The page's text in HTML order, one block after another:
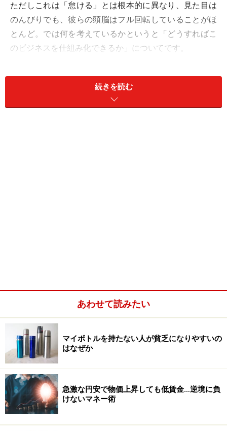
ただしこれは「怠ける」とは根本的に異なり、見た目は
のんびりでも、彼らの頭脳はフル回転していることがほ
とんど。では何を考えているかというと「どうすればこ
のビジネスを仕組み化できるか」についてです。
新・旧世代でビジネモデルも全く違う
不動産販売（仲介）も同様で、5000万円のマンションを
仕入れて売れば、買い手から3％＋売り手から3％の仲介
手数料（※）、つまり300万円の報酬が得られます。人材
紹介は設備投資も資金も不要だし、不動産販売も仲介な
らほぼ資金ゼロでできます。※上限は「物件価格×3％＋6
万円＋消費税」となります。
続きを読む
あわせて読みたい
マイボトルを持たない人が貧乏になりやすいの
はなぜか
急激な円安で物価上昇しても低賃金…逆境に負
けないマネー術